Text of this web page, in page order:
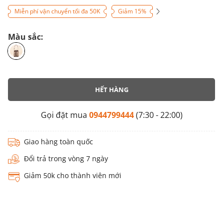
Miễn phí vận chuyển tối đa 50K Giảm 15%
Màu sắc:
HẾT HÀNG
Gọi đặt mua 0944799444(7:30 - 22:00)
Giao hàng toàn quốc
Đổi trả trong vòng 7 ngày
Giảm 50k cho thành viên mới